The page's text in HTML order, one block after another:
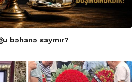
bəhanə saymır?